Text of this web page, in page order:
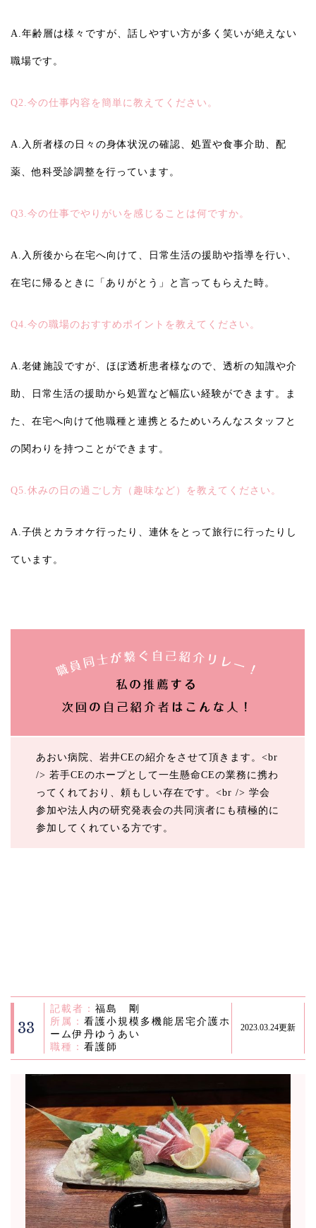
A.年齢層は様々ですが、話しやすい方が多く笑いが絶えない
職場です。
Q2.今の仕事内容を簡単に教えてください。
A.入所者様の日々の身体状況の確認、処置や食事介助、配
薬、他科受診調整を行っています。
Q3.今の仕事でやりがいを感じることは何ですか。
A.入所後から在宅へ向けて、日常生活の援助や指導を行い、
在宅に帰るときに「ありがとう」と言ってもらえた時。
Q4.今の職場のおすすめポイントを教えてください。
A.老健施設ですが、ほぼ透析患者様なので、透析の知識や介
助、日常生活の援助から処置など幅広い経験ができます。ま
た、在宅へ向けて他職種と連携とるためいろんなスタッフと
の関わりを持つことができます。
Q5.休みの日の過ごし方（趣味など）を教えてください。
A.子供とカラオケ行ったり、連休をとって旅行に行ったりし
ています。
あおい病院、岩井CEの紹介をさせて頂きます。<br
/> 若手CEのホープとして一生懸命CEの業務に携わ
ってくれており、頼もしい存在です。<br /> 学会
参加や法人内の研究発表会の共同演者にも積極的に
参加してくれている方です。
33
記載者：福島 剛
所属：看護小規模多機能居宅介護ホ
ーム伊丹ゆうあい
職種：看護師
2023.03.24更新